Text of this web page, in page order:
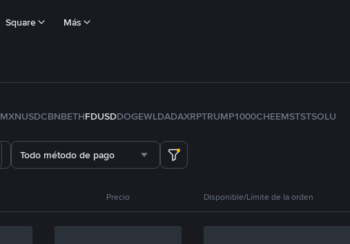
Square Más
MXNUSDCBNBETHFDUSDDOGEWLDADAXRPTRUMP1000CHEEMSTSTSOLU
Todo método de pago
Precio Disponible/Límite de la orden